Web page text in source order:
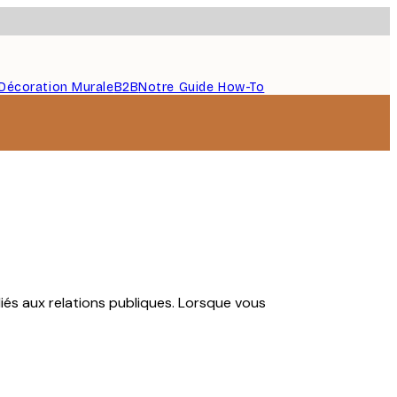
MuraleB2BNotre Guide How-To
aux relations publiques. Lorsque vous